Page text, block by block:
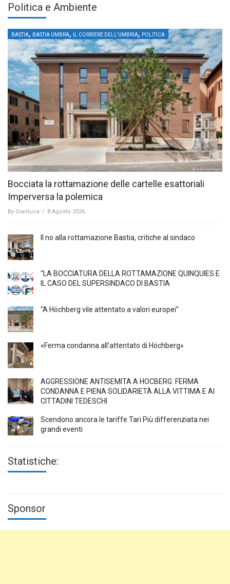
Politica e Ambiente
BASTIA, BASTIA UMBRA, IL CORRIERE DELL'UMBRIA, POLITICA
Bocciata la rottamazione delle cartelle esattoriali
Imperversa la polemica
By Gianluca / 8 Agosto 2026
Il no alla rottamazione Bastia, critiche al sindaco
“LA BOCCIATURA DELLA ROTTAMAZIONE QUINQUIES E
IL CASO DEL SUPERSINDACO DI BASTIA
“A Höchberg vile attentato a valori europei”
«Ferma condanna all’attentato di Höchberg»
AGGRESSIONE ANTISEMITA A HÖCBERG: FERMA
CONDANNA E PIENA SOLIDARIETÀ ALLA VITTIMA E AI
CITTADINI TEDESCHI
Scendono ancora le tariffe Tari Più differenziata nei
grandi eventi
Statistiche:
Sponsor